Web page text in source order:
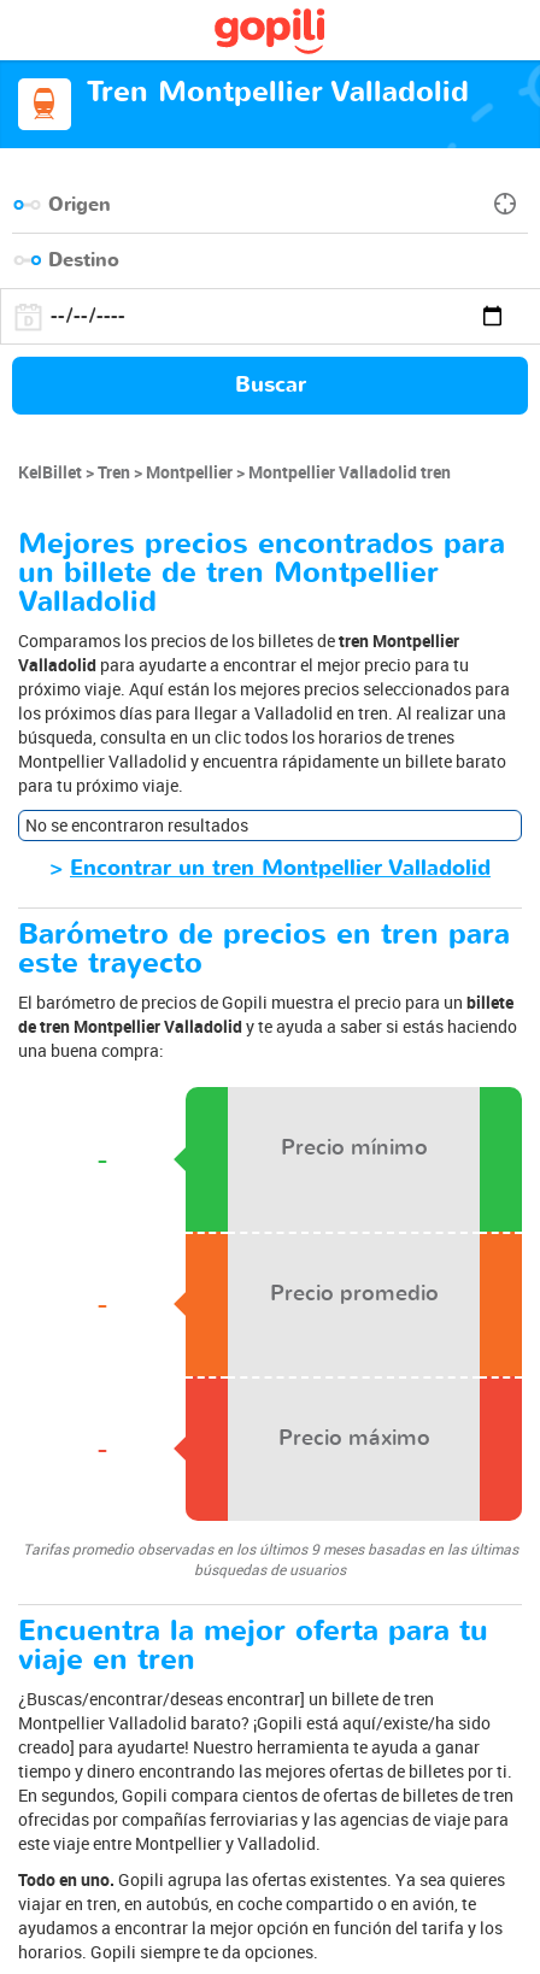
Tren Montpellier Valladolid
Buscar
KelBillet Tren Montpellier Montpellier Valladolid tren
Mejores precios encontrados para
un billete de tren Montpellier
Valladolid
Comparamos los precios de los billetes detren Montpellier
Valladolid para ayudarte a encontrar el mejor precio para tu
próximo viaje. Aquí están los mejores precios seleccionados para
los próximos días para llegar a Valladolid en tren. Al realizar una
búsqueda, consulta en un clic todos los horarios de trenes
Montpellier Valladolid y encuentra rápidamente un billete barato
para tu próximo viaje.
No se encontraron resultados
> Encontrar un tren Montpellier Valladolid
Barómetro de precios en tren para
este trayecto
El barómetro de precios de Gopili muestra el precio para un billete
de tren Montpellier Valladolidy te ayuda a saber si estás haciendo
una buena compra:
-
-
-
Precio mínimo
Precio promedio
Precio máximo
Tarifas promedio observadas en los últimos 9 meses basadas en las últimas
búsquedas de usuarios
Encuentra la mejor oferta para tu
viaje en tren
¿Buscas/encontrar/deseas encontrar] un billete de tren
Montpellier Valladolid barato? ¡Gopili está aquí/existe/ha sido
creado] para ayudarte! Nuestro herramienta te ayuda a ganar
tiempo y dinero encontrando las mejores ofertas de billetes por ti.
En segundos, Gopili compara cientos de ofertas de billetes de tren
ofrecidas por compañías ferroviarias y las agencias de viaje para
este viaje entre Montpellier y Valladolid.
Todo en uno. Gopili agrupa las ofertas existentes. Ya sea quieres
viajar en tren, en autobús, en coche compartido o en avión, te
ayudamos a encontrar la mejor opción en función del tarifa y los
horarios. Gopili siempre te da opciones.